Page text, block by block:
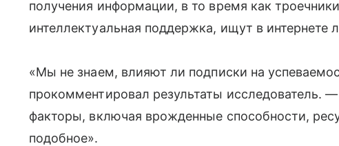
получения информации, в то время как
интеллектуальная поддержка, ищут в интернете
«Мы не знаем, влияют ли подписки на
прокомментировал результаты исследователь.
факторы, включая врожденные способности,
подобное».